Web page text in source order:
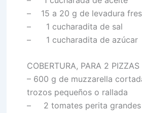
– 15 a 20 g de levadura
– 1 cucharadita de sal
– 1 cucharadita de azúcar
COBERTURA, PARA 2 PIZZAS
– 600 g de muzzarella
trozos pequeños o rallada
– 2 tomates perita grandes